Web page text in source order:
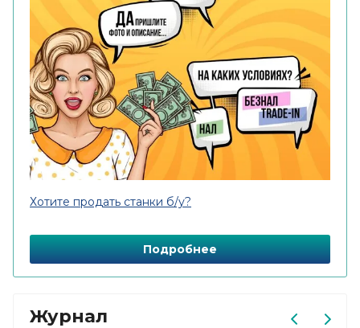
Хотите продать станки б/у?
Подробнее
Журнал